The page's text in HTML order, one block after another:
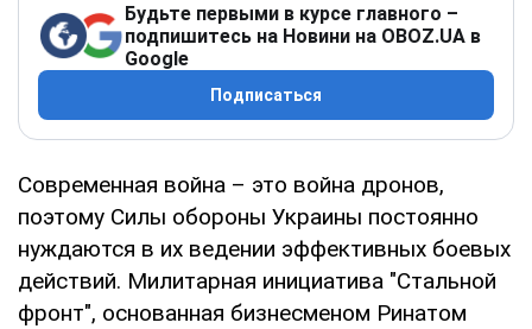
Будьте первыми в курсе главного –
подпишитесь на Новини на OBOZ.UA в
Google
Подписаться
Современная война – это война дронов,
поэтому Силы обороны Украины постоянно
нуждаются в их ведении эффективных боевых
действий. Милитарная инициатива "Стальной
фронт", основанная бизнесменом Ринатом